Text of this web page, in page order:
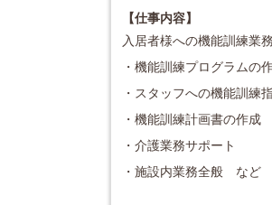
【仕事内容】
入居者様への機能訓練業
・機能訓練プログラムの
・スタッフへの機能訓練
・機能訓練計画書の作成
・介護業務サポート
・施設内業務全般 など